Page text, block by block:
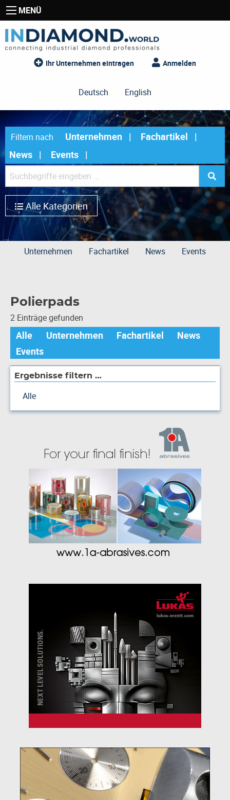
MENÜ
Ihr Unternehmen eintragen Anmelden
Deutsch English
Filtern nach Unternehmen
Fachartikel
News
Events
Alle Kategorien
Unternehmen Fachartikel News Events
Polierpads
2 Einträge gefunden
Alle Unternehmen Fachartikel
News
Events
Ergebnisse filtern …
Alle